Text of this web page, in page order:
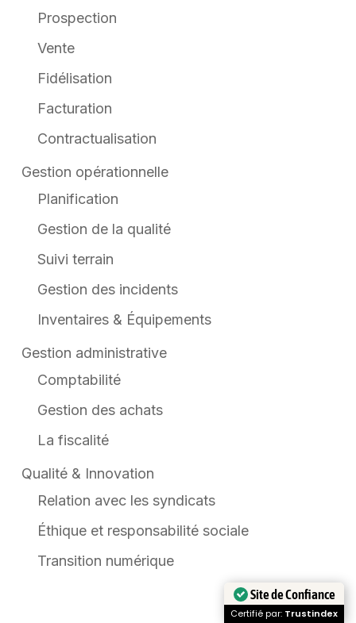
Prospection
Vente
Fidélisation
Facturation
Contractualisation
Gestion opérationnelle
Planification
Gestion de la qualité
Suivi terrain
Gestion des incidents
Inventaires & Équipements
Gestion administrative
Comptabilité
Gestion des achats
La fiscalité
Qualité & Innovation
Relation avec les syndicats
Éthique et responsabilité sociale
Transition numérique
Site de Confiance
Certifié par: Trustindex